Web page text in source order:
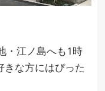
・江ノ島へも1時
きな方にはぴった